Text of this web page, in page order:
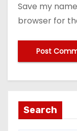
Save my
browser for
Search